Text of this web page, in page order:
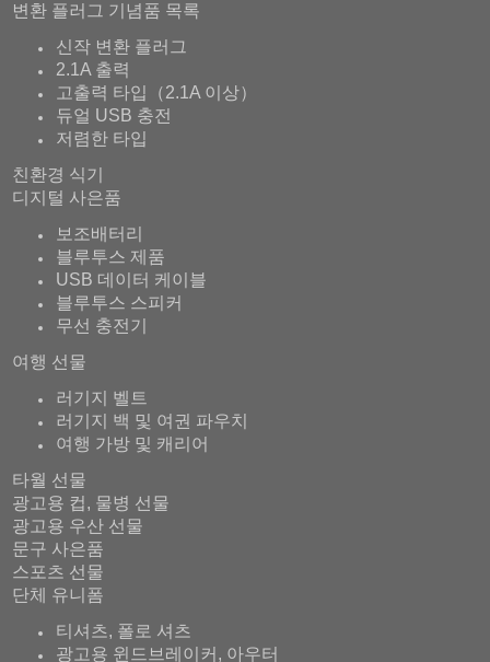
변환 플러그 기념품 목록
신작 변환 플러그
2.1A 출력
고출력 타입（2.1A 이상）
듀얼 USB 충전
저렴한 타입
친환경 식기
디지털 사은품
보조배터리
블루투스 제품
USB 데이터 케이블
블루투스 스피커
무선 충전기
여행 선물
러기지 벨트
러기지 백 및 여권 파우치
여행 가방 및 캐리어
타월 선물
광고용 컵, 물병 선물
광고용 우산 선물
문구 사은품
스포츠 선물
단체 유니폼
티셔츠, 폴로 셔츠
광고용 윈드브레이커, 아우터